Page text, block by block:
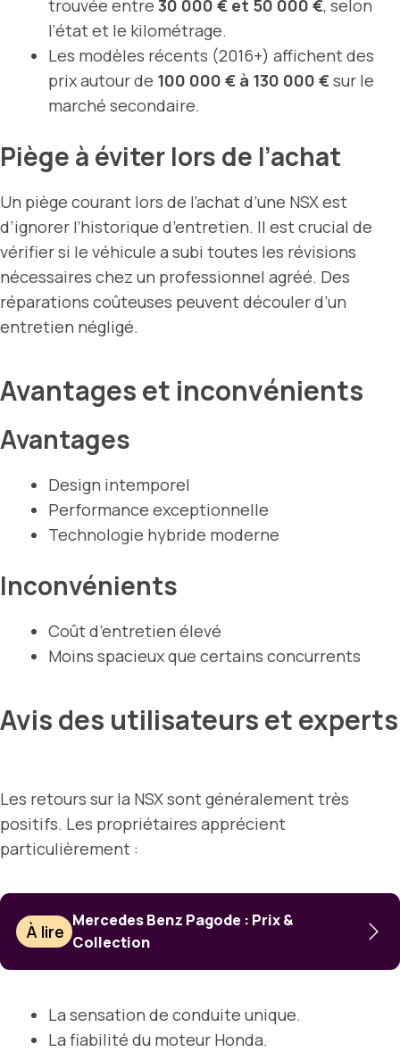
trouvée entre 30 000 € et 50 000 €, selon
l’état et le kilométrage.
Les modèles récents (2016+) affichent des
prix autour de 100 000 € à 130 000 €sur le
marché secondaire.
Piège à éviter lors de l’achat
Un piège courant lors de l’achat d’une NSX est
d’ignorer l’historique d’entretien. Il est crucial de
vérifier si le véhicule a subi toutes les révisions
nécessaires chez un professionnel agréé. Des
réparations coûteuses peuvent découler d’un
entretien négligé.
Avantages et inconvénients
Avantages
Design intemporel
Performance exceptionnelle
Technologie hybride moderne
Inconvénients
Coût d’entretien élevé
Moins spacieux que certains concurrents
Avis des utilisateurs et experts
Les retours sur la NSX sont généralement très
positifs. Les propriétaires apprécient
particulièrement :
À lire
Mercedes Benz Pagode : Prix &
Collection
La sensation de conduite unique.
La fiabilité du moteur Honda.